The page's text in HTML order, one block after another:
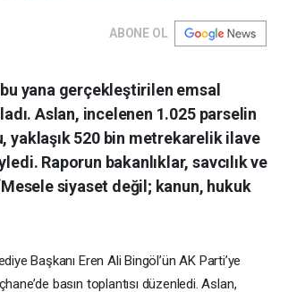
ABONE OL
yana gerçekleştirilen emsal
Aslan, incelenen 1.025 parselin
yaklaşık 520 bin metrekarelik ilave
Raporun bakanlıklar, savcılık ve
siyaset değil; kanun, hukuk
Başkanı Eren Ali Bingöl’ün AK Parti’ye
basın toplantısı düzenledi. Aslan,